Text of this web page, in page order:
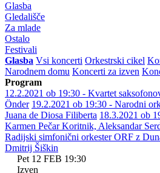
Glasba
Gledališče
Za mlade
Ostalo
Festivali
Glasba Vsi koncerti Orkestrski cikel
Narodnem domu Koncerti za izven
Program
12.2.2021 ob 19:30 - Kvartet
Önder 19.2.2021 ob 19:30 - Narodni
Juana de Diosa Filiberta 18.3.2021 ob
Karmen Pečar Koritnik, Aleksandar
Radijski simfonični orkester ORF z
Dmitrij Šiškin
Pet 12 FEB 19:30
Izven